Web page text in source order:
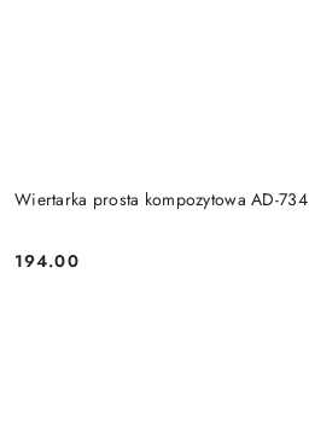
Wiertarka prosta kompozytowa AD-734
Cena:
194.00